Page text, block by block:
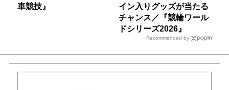
車競技』
イン入りグッズが当たる
チャンス／『競輪ワール
ドシリーズ2026』
Recommended by